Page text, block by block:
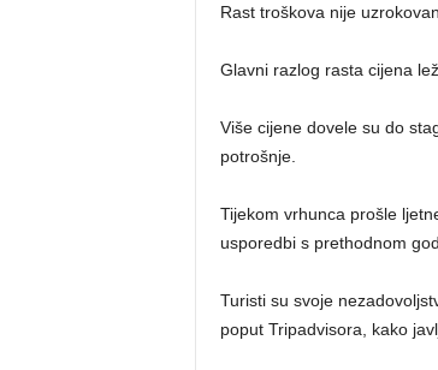
Rast troškova nije
Glavni razlog rasta cijena
Više cijene dovele su do
potrošnje.
Tijekom vrhunca prošle
usporedbi s prethodnom
Turisti su svoje
poput Tripadvisora, kako